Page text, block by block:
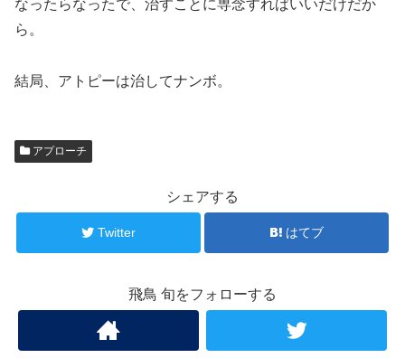
なったらなったで、治すことに専念すればいいだけだか
ら。
結局、アトピーは治してナンボ。
アプローチ
シェアする
Twitter はてブ
飛鳥 旬をフォローする